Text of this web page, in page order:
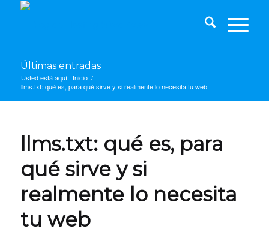
Últimas entradas
Usted está aquí: Inicio /
llms.txt: qué es, para qué sirve y si realmente lo necesita tu web
llms.txt: qué es, para
qué sirve y si
realmente lo necesita
tu web